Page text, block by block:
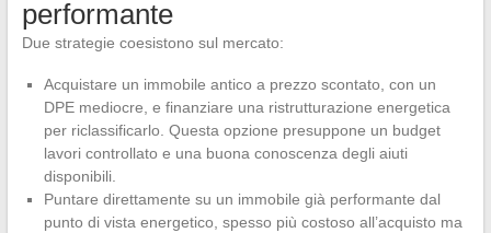
performante
Due strategie coesistono sul mercato:
Acquistare un immobile antico a prezzo scontato, con un
DPE mediocre, e finanziare una ristrutturazione energetica
per riclassificarlo. Questa opzione presuppone un budget
lavori controllato e una buona conoscenza degli aiuti
disponibili.
Puntare direttamente su un immobile già performante dal
punto di vista energetico, spesso più costoso all’acquisto ma